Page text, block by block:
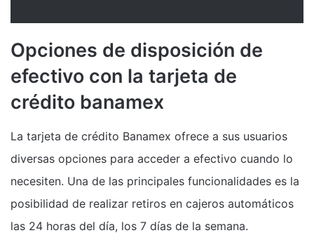
Opciones de disposición de
efectivo con la tarjeta de
crédito banamex
La tarjeta de crédito Banamex ofrece a sus usuarios
diversas opciones para acceder a efectivo cuando lo
necesiten. Una de las principales funcionalidades es la
posibilidad de realizar retiros en cajeros automáticos
las 24 horas del día, los 7 días de la semana.